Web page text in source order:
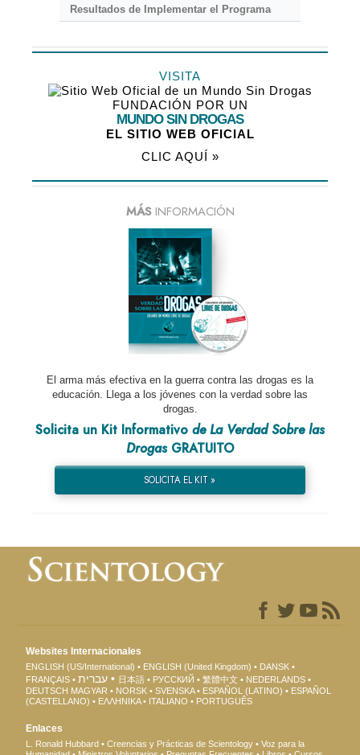
Resultados de Implementar el Programa
VISITA
FUNDACIÓN POR UN
MUNDO SIN DROGAS
EL SITIO WEB OFICIAL
CLIC AQUÍ »
MÁSINFORMACIÓN
El arma más efectiva en la guerra contra las drogas es la
educación. Llega a los jóvenes con la verdad sobre las
drogas.
Solicita un Kit Informativo de La Verdad Sobre las
DrogasGRATUITO
SOLICITA EL KIT »
Websites Internacionales
ENGLISH (US/International) ENGLISH (United Kingdom)
DANSK
FRANÇAIS
עברית 日本語 РУССКИЙ 繁體中文
NEDERLANDS
DEUTSCH MAGYAR NORSK SVENSKA ESPAÑOL (LATINO)
ESPAÑOL
(CASTELLANO)
ΕΛΛΗΝΙΚA ITALIANO PORTUGUÊS
Enlaces
L. Ronald Hubbard Creencias y Prácticas de Scientology
Voz para la